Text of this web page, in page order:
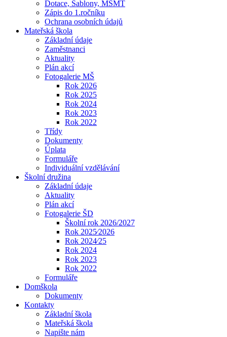
Dotace, Šablony, MŠMT
Zápis do 1.ročníku
Ochrana osobních údajů
Mateřská škola
Základní údaje
Zaměstnanci
Aktuality
Plán akcí
Fotogalerie MŠ
Rok 2026
Rok 2025
Rok 2024
Rok 2023
Rok 2022
Třídy
Dokumenty
Úplata
Formuláře
Individuální vzdělávání
Školní družina
Základní údaje
Aktuality
Plán akcí
Fotogalerie ŠD
Školní rok 2026/2027
Rok 2025⁄2026
Rok 2024⁄25
Rok 2024
Rok 2023
Rok 2022
Formuláře
Domškola
Dokumenty
Kontakty
Základní škola
Mateřská škola
Napište nám